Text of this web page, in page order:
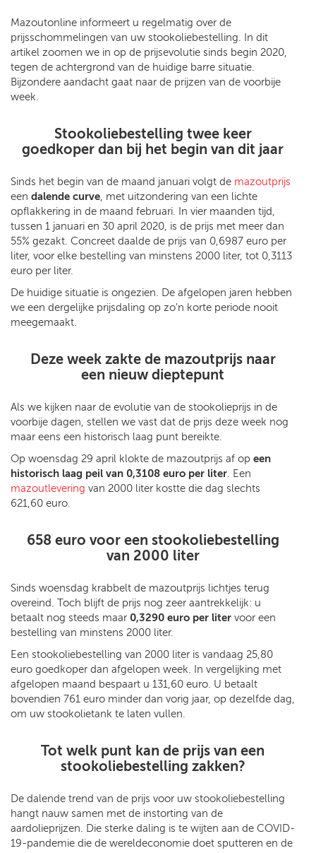
Mazoutonline informeert u regelmatig over de
prijsschommelingen van uw stookoliebestelling. In dit
artikel zoomen we in op de prijsevolutie sinds begin 2020,
tegen de achtergrond van de huidige barre situatie.
Bijzondere aandacht gaat naar de prijzen van de voorbije
week.
Stookoliebestelling twee keer
goedkoper dan bij het begin van dit jaar
Sinds het begin van de maand januari volgt de mazoutprijs
een dalende curve, met uitzondering van een lichte
opflakkering in de maand februari. In vier maanden tijd,
tussen 1 januari en 30 april 2020, is de prijs met meer dan
55% gezakt. Concreet daalde de prijs van 0,6987 euro per
liter, voor elke bestelling van minstens 2000 liter, tot 0,3113
euro per liter.
De huidige situatie is ongezien. De afgelopen jaren hebben
we een dergelijke prijsdaling op zo'n korte periode nooit
meegemaakt.
Deze week zakte de mazoutprijs naar
een nieuw dieptepunt
Als we kijken naar de evolutie van de stookolieprijs in de
voorbije dagen, stellen we vast dat de prijs deze week nog
maar eens een historisch laag punt bereikte.
Op woensdag 29 april klokte de mazoutprijs af op een
historisch laag peil van 0,3108 euro per liter. Een
mazoutlevering van 2000 liter kostte die dag slechts
621,60 euro.
658 euro voor een stookoliebestelling
van 2000 liter
Sinds woensdag krabbelt de mazoutprijs lichtjes terug
overeind. Toch blijft de prijs nog zeer aantrekkelijk: u
betaalt nog steeds maar 0,3290 euro per liter voor een
bestelling van minstens 2000 liter.
Een stookoliebestelling van 2000 liter is vandaag 25,80
euro goedkoper dan afgelopen week. In vergelijking met
afgelopen maand bespaart u 131,60 euro. U betaalt
bovendien 761 euro minder dan vorig jaar, op dezelfde dag,
om uw stookolietank te laten vullen.
Tot welk punt kan de prijs van een
stookoliebestelling zakken?
De dalende trend van de prijs voor uw stookoliebestelling
hangt nauw samen met de instorting van de
aardolieprijzen. Die sterke daling is te wijten aan de COVID-
19-pandemie die de wereldeconomie doet sputteren en de